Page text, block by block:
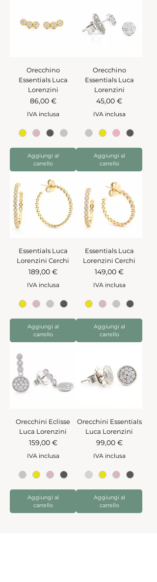
Orecchino
Essentials Luca
Lorenzini
Prezzo
86,00 €
IVA inclusa
Aggiungi al
carrello
Orecchino
Essentials Luca
Lorenzini
Prezzo
45,00 €
IVA inclusa
Aggiungi al
carrello
Essentials Luca
Lorenzini Cerchi
Prezzo
189,00 €
IVA inclusa
Aggiungi al
carrello
Essentials Luca
Lorenzini Cerchi
Prezzo
149,00 €
IVA inclusa
Aggiungi al
carrello
Orecchini Eclisse
Luca Lorenzini
Prezzo
159,00 €
IVA inclusa
Aggiungi al
carrello
Orecchini Essentials
Luca Lorenzini
Prezzo
99,00 €
IVA inclusa
Aggiungi al
carrello